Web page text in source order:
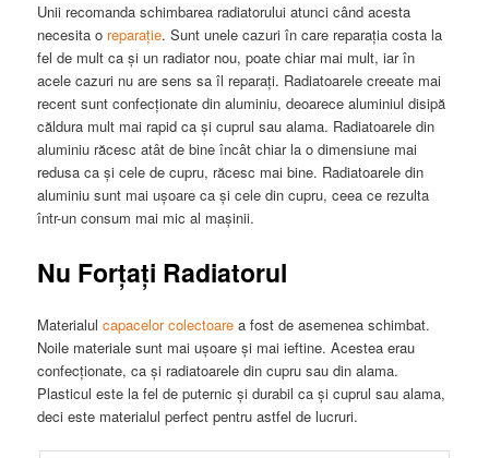
Unii recomanda schimbarea radiatorului atunci când acesta
necesita o reparație. Sunt unele cazuri în care reparația costa la
fel de mult ca și un radiator nou, poate chiar mai mult, iar în
acele cazuri nu are sens sa îl reparați. Radiatoarele creeate mai
recent sunt confecționate din aluminiu, deoarece aluminiul disipă
căldura mult mai rapid ca și cuprul sau alama. Radiatoarele din
aluminiu răcesc atât de bine încât chiar la o dimensiune mai
redusa ca și cele de cupru, răcesc mai bine. Radiatoarele din
aluminiu sunt mai ușoare ca și cele din cupru, ceea ce rezulta
într-un consum mai mic al mașinii.
Nu Forțați Radiatorul
Materialulcapacelor colectoare a fost de asemenea schimbat.
Noile materiale sunt mai ușoare și mai ieftine. Acestea erau
confecționate, ca și radiatoarele din cupru sau din alama.
Plasticul este la fel de puternic și durabil ca și cuprul sau alama,
deci este materialul perfect pentru astfel de lucruri.